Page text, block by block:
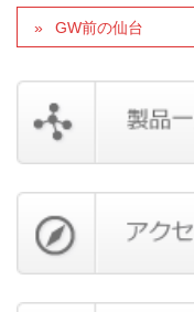
GW前の仙台